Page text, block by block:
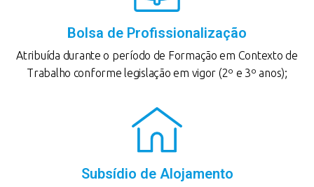
Bolsa de Profissionalização
Atribuída durante o período de Formação em Contexto de
Trabalho conforme legislação em vigor (2º e 3º anos);
Subsídio de Alojamento